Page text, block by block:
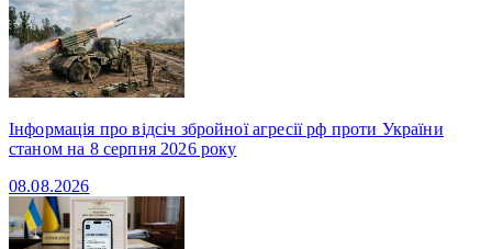
Інформація про відсіч збройної агресії рф проти України
станом на 8 серпня 2026 року
08.08.2026